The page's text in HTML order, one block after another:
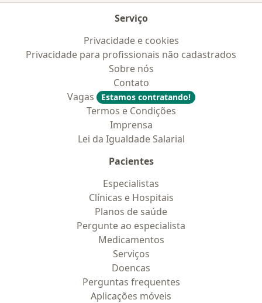
Serviço
Privacidade e cookies
Privacidade para profissionais não cadastrados
Sobre nós
Contato
Vagas
Estamos contratando!
Termos e Condições
Imprensa
Lei da Igualdade Salarial
Pacientes
Especialistas
Clínicas e Hospitais
Planos de saúde
Pergunte ao especialista
Medicamentos
Serviços
Doencas
Perguntas frequentes
Aplicações móveis